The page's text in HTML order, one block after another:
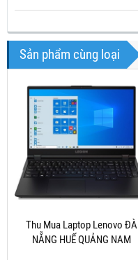
Sản phẩm cùng loại
Thu Mua Laptop Lenovo ĐÀ
NẴNG HUẾ QUẢNG NAM